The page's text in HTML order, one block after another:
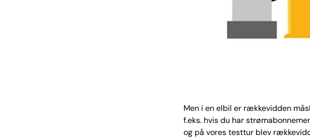
Men i en elbil er rækkevidden
f.eks. hvis du har
og på vores testtur blev